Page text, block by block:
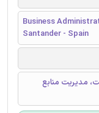
Business
Santander - Spain
مدیریت منابع